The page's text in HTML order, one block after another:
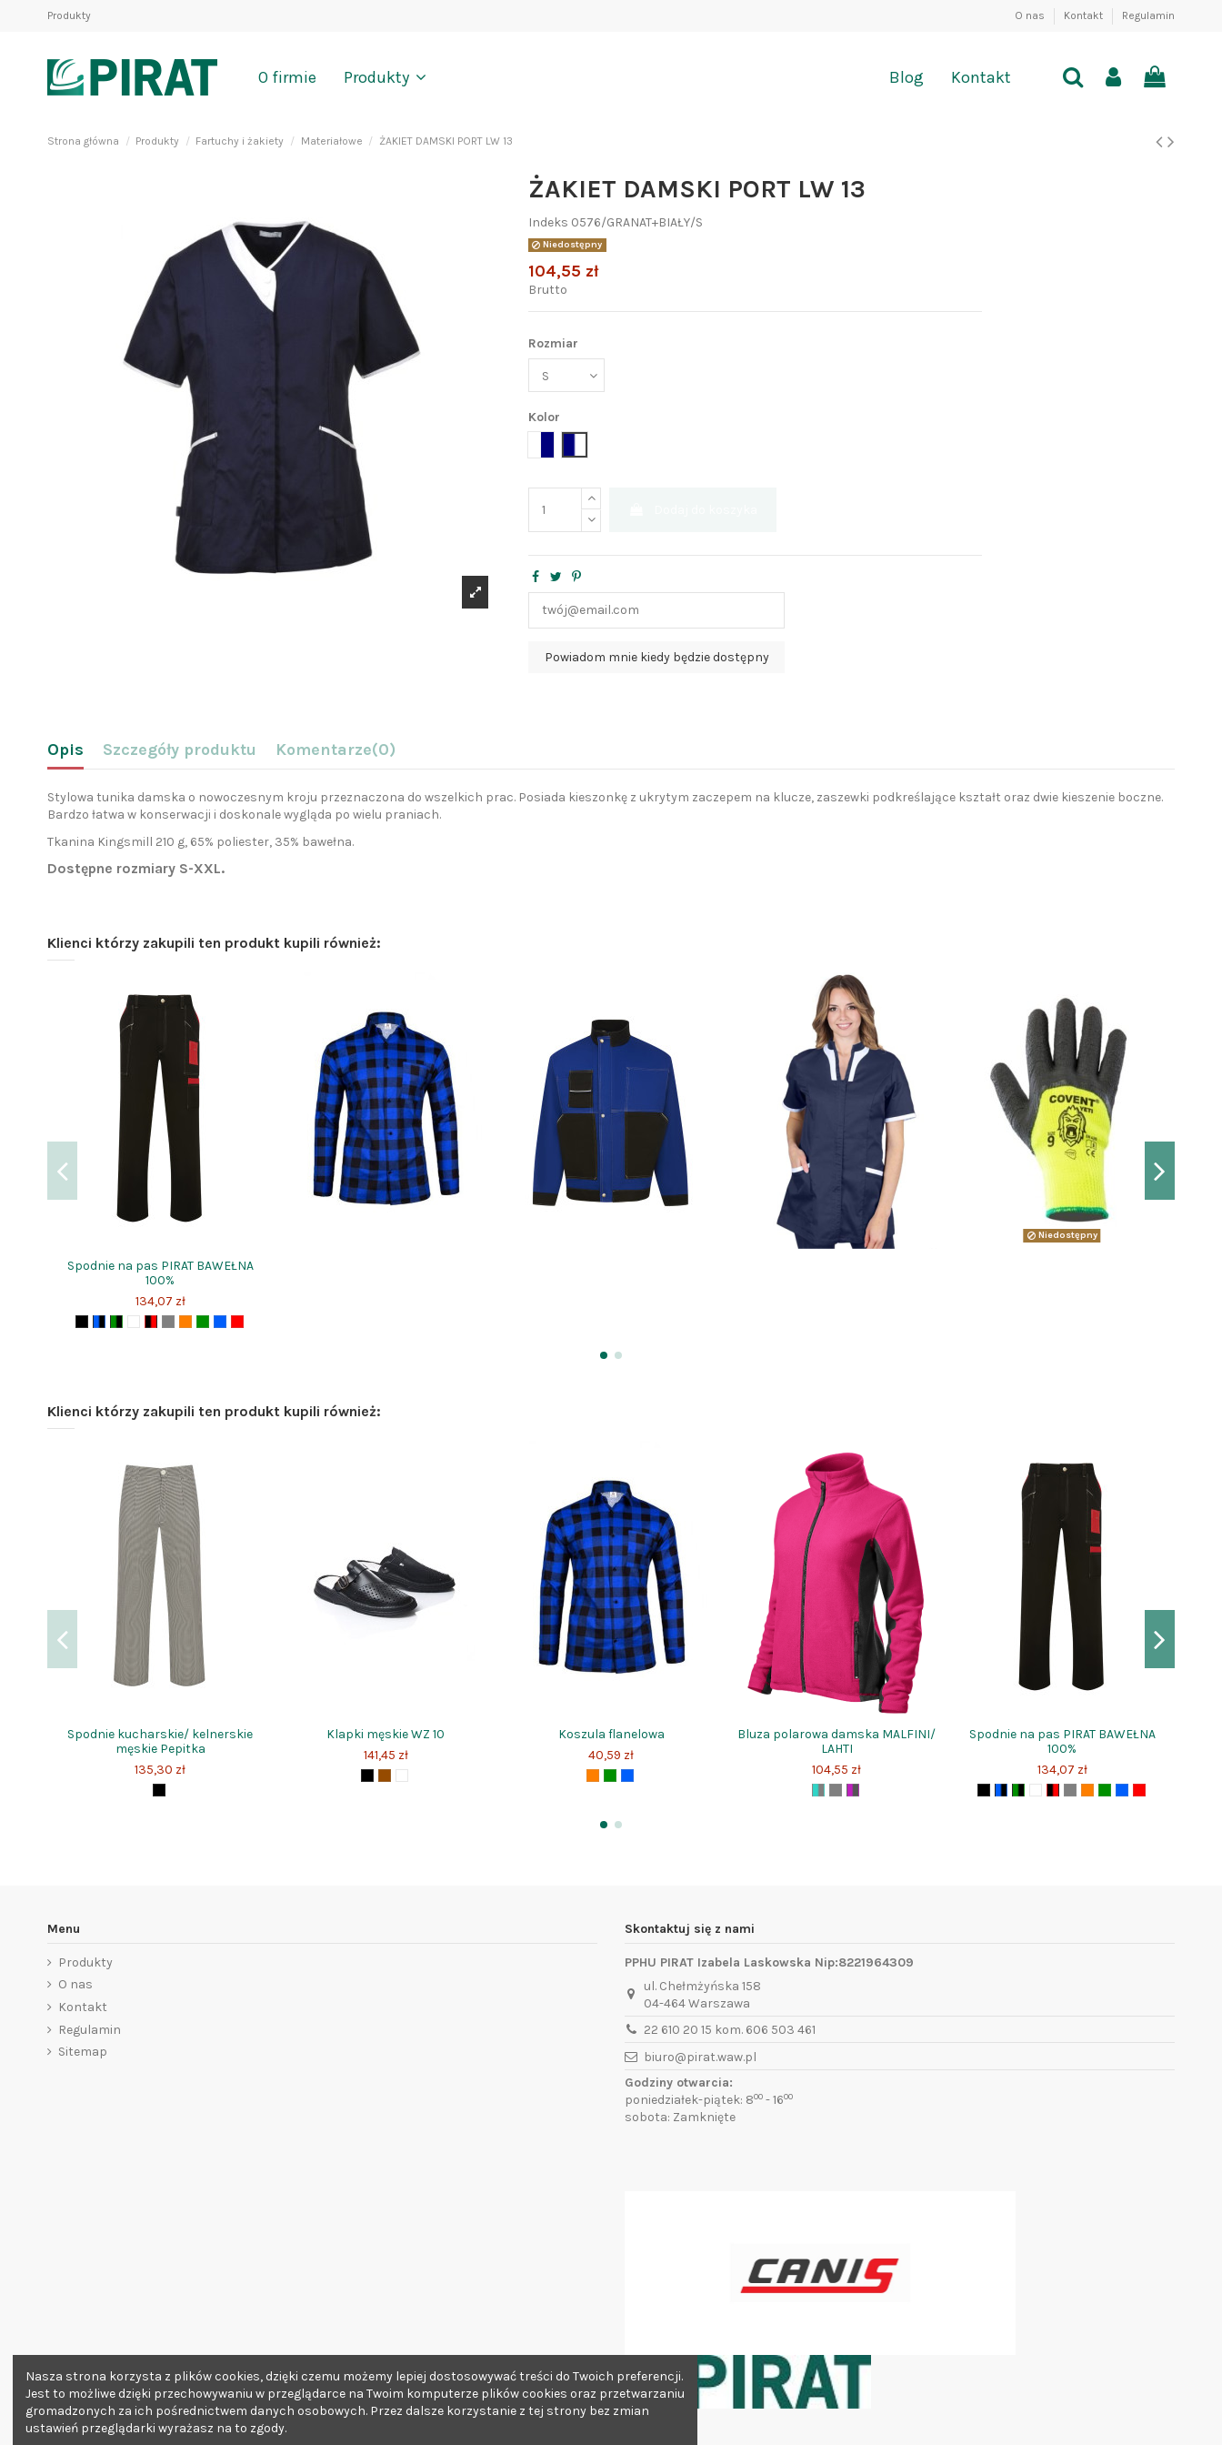
Produkty O nas Kontakt Regulamin
O firmie Produkty Kontakt
Blog
Strona główna Produkty Fartuchy i żakiety Materiałowe ŻAKIET DAMSKI PORT LW 13
ŻAKIET DAMSKI PORT LW 13
Indeks 0576/GRANAT+BIAŁY/S
Niedostępny
104,55 zł
Brutto
Rozmiar
Kolor
Opis Szczegóły produktu Komentarze(0)
Stylowa tunika damska o nowoczesnym kroju przeznaczona do wszelkich prac. Posiada kieszonkę z ukrytym zaczepem na klucze, zaszewki podkreślające kształt oraz dwie kieszenie boczne.
Bardzo łatwa w konserwacji i doskonale wygląda po wielu praniach.
Tkanina Kingsmill 210 g, 65% poliester, 35% bawełna.
Dostępne rozmiary S-XXL.
Klienci którzy zakupili ten produkt kupili również:
Spodnie na pas PIRAT BAWEŁNA
100%
134,07 zł
Niedostępny
Klienci którzy zakupili ten produkt kupili również:
Spodnie kucharskie/ kelnerskie
męskie Pepitka
135,30 zł
Klapki męskie WZ 10
141,45 zł
Koszula flanelowa
40,59 zł
Bluza polarowa damska MALFINI/
LAHTI
104,55 zł
Spodnie na pas PIRAT BAWEŁNA
100%
134,07 zł
Menu
Produkty
O nas
Kontakt
Regulamin
Sitemap
Skontaktuj się z nami
PPHU PIRAT Izabela Laskowska Nip:8221964309
ul. Chełmżyńska 158
04-464 Warszawa
22 610 20 15 kom. 606 503 461
biuro@pirat.waw.pl
Godziny otwarcia:
poniedziałek-piątek: 800 - 1600
sobota: Zamknięte
Nasza strona korzysta z plików cookies, dzięki czemu możemy lepiej dostosowywać treści do Twoich preferencji.
Jest to możliwe dzięki przechowywaniu w przeglądarce na Twoim komputerze plików cookies oraz przetwarzaniu
gromadzonych za ich pośrednictwem danych osobowych. Przez dalsze korzystanie z tej strony bez zmian
ustawień przeglądarki wyrażasz na to zgody.